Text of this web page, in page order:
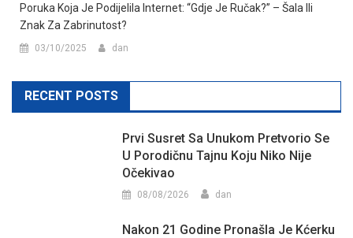
Poruka Koja Je Podijelila Internet: “Gdje Je Ručak?” – Šala Ili
Znak Za Zabrinutost?
03/10/2025 dan
RECENT POSTS
Prvi Susret Sa Unukom Pretvorio Se
U Porodičnu Tajnu Koju Niko Nije
Očekivao
08/08/2026 dan
Nakon 21 Godine Pronašla Je Kćerku